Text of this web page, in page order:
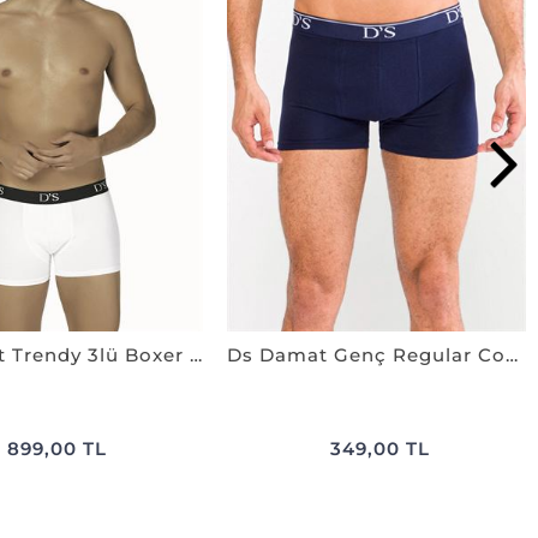
DS Damat Trendy 3lü Boxer BEYAZ
899,00 TL
Ds Damat Genç Regular Cotton Boxer LACİVERT
349,00 TL